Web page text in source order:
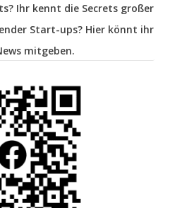
Ihr kennt die Secrets großer
Start-ups? Hier könnt ihr
mitgeben.